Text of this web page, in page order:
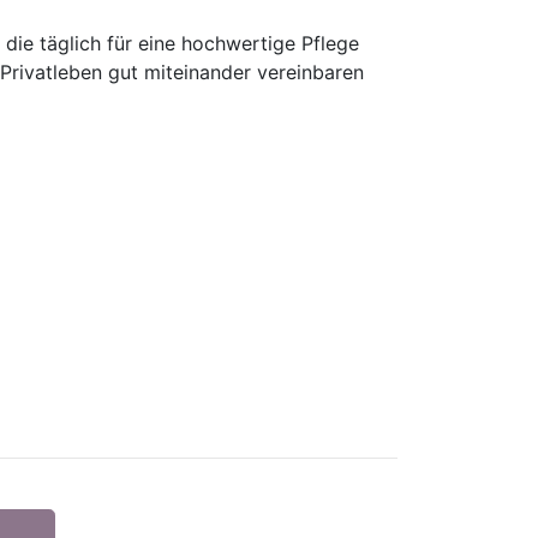
die täglich für eine hochwertige Pflege
gut miteinander vereinbaren